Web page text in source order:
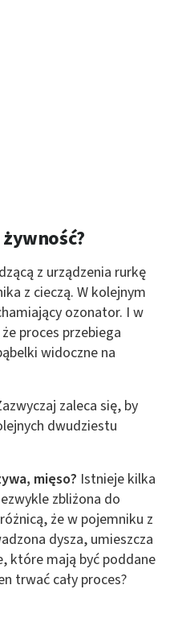
z urządzenia rurkę
z cieczą. W kolejnym
ozonator. I w
proces przebiega
widoczne na
zaleca się, by
dwudziestu
mięso? Istnieje kilka
zbliżona do
że w pojemniku z
dysza, umieszcza
które mają być poddane
trwać cały proces?